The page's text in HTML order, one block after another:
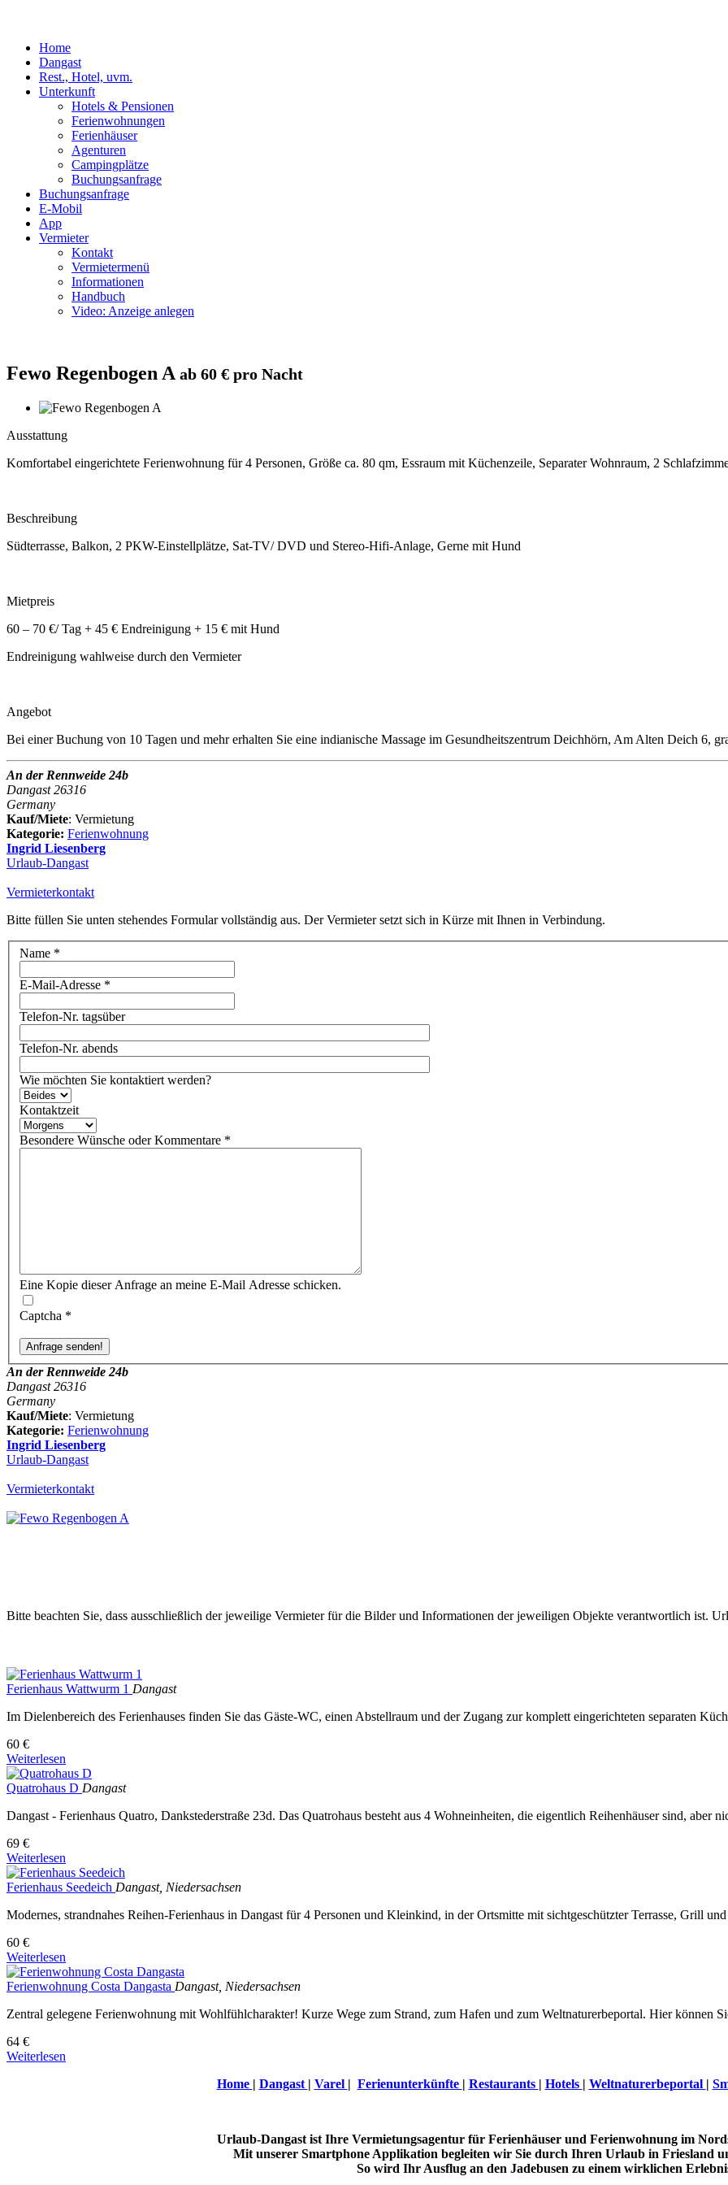
Home
Dangast
Rest., Hotel, uvm.
Unterkunft
Hotels & Pensionen
Ferienwohnungen
Ferienhäuser
Agenturen
Campingplätze
Buchungsanfrage
Buchungsanfrage
E-Mobil
App
Vermieter
Kontakt
Vermietermenü
Informationen
Handbuch
Video: Anzeige anlegen
Fewo Regenbogen A ab 60 € pro Nacht
Ausstattung
Komfortabel eingerichtete Ferienwohnung für 4 Personen, Größe ca. 80 qm, Essraum mit Küchenzeile, Separater Wohnraum, 2
Beschreibung
Südterrasse, Balkon, 2 PKW-Einstellplätze, Sat-TV/ DVD und Stereo-Hifi-Anlage, Gerne mit Hund
Mietpreis
60 – 70 €/ Tag + 45 € Endreinigung + 15 € mit Hund
Endreinigung wahlweise durch den Vermieter
Angebot
Bei einer Buchung von 10 Tagen und mehr erhalten Sie eine indianische Massage im Gesundheitszentrum Deichhörn, Am Alten Deich 6,
An der Rennweide 24b
Dangast 26316
Germany
Kauf/Miete: Vermietung
Kategorie: Ferienwohnung
Ingrid Liesenberg
Urlaub-Dangast
Vermieterkontakt
Bitte füllen Sie unten stehendes Formular vollständig aus. Der Vermieter setzt sich in Kürze mit Ihnen in Verbindung.
Name *
E-Mail-Adresse *
Telefon-Nr. tagsüber
Telefon-Nr. abends
Wie möchten Sie kontaktiert werden?
Kontaktzeit
Besondere Wünsche oder Kommentare *
Eine Kopie dieser Anfrage an meine E-Mail Adresse schicken.
Captcha *
An der Rennweide 24b
Dangast 26316
Germany
Kauf/Miete: Vermietung
Kategorie: Ferienwohnung
Ingrid Liesenberg
Urlaub-Dangast
Vermieterkontakt
Bitte beachten Sie, dass ausschließlich der jeweilige Vermieter für die Bilder und Informationen der jeweiligen Objekte verantwortlich ist.
Ferienhaus Wattwurm 1 Dangast
Im Dielenbereich des Ferienhauses finden Sie das Gäste-WC, einen Abstellraum und der Zugang zur komplett eingerichteten separaten
60 €
Weiterlesen
Quatrohaus D Dangast
Dangast - Ferienhaus Quatro, Dankstederstraße 23d. Das Quatrohaus besteht aus 4 Wohneinheiten, die eigentlich Reihenhäuser sind, aber
69 €
Weiterlesen
Ferienhaus Seedeich Dangast, Niedersachsen
Modernes, strandnahes Reihen-Ferienhaus in Dangast für 4 Personen und Kleinkind, in der Ortsmitte mit sichtgeschützter Terrasse, Grill
60 €
Weiterlesen
Ferienwohnung Costa Dangasta Dangast, Niedersachsen
Zentral gelegene Ferienwohnung mit Wohlfühlcharakter! Kurze Wege zum Strand, zum Hafen und zum Weltnaturerbeportal. Hier können
64 €
Weiterlesen
Home | Dangast | Varel | Ferienunterkünfte | Restaurants | Hotels | Weltnaturerbeportal |
Urlaub-Dangast ist Ihre Vermietungsagentur für Ferienhäuser und Ferienwohnung im
Mit unserer Smartphone Applikation begleiten wir Sie durch Ihren Urlaub in Friesland
So wird Ihr Ausflug an den Jadebusen zu einem wirklichen